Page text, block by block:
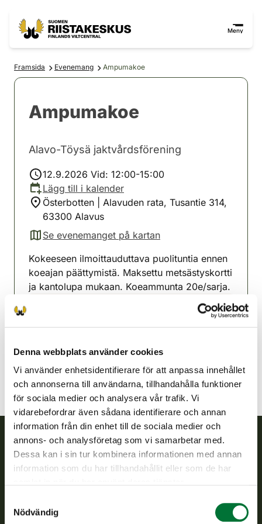
Denna webbplats använder cookies
Vi använder enhetsidentifierare för att anpassa innehållet
och annonserna till användarna, tillhandahålla funktioner
för sociala medier och analysera vår trafik. Vi
vidarebefordrar även sådana identifierare och annan
information från din enhet till de sociala medier och
annons- och analysföretag som vi samarbetar med.
Dessa kan i sin tur kombinera informationen med annan
information som du har tillhandahållit eller som de har
Nödvändig
Meny
Framsida Evenemang Ampumakoe
Ampumakoe
Alavo-Töysä jaktvårdsförening
12.9.2026 Vid: 12:00-15:00
Lägg till i kalender
Österbotten | Alavuden rata, Tusantie 314,
63300 Alavus
Se evenemanget på kartan
(avautuu uuteen välilehteen)
Kokeeseen ilmoittauduttava puolituntia ennen
koeajan päättymistä. Maksettu metsästyskortti
ja kantolupa mukaan. Koeammunta 20e/sarja.
Österbotten
Finlands viltcentral
verkställs och svarar för de offentliga förvaltningsuppgifter